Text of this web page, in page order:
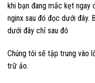
khi bạn đang mắc kẹt ngay
nginx sau đó đọc dưới đây.
dưới đây chỉ sau đó
Chúng tôi sẽ tập trung vào
trữ ảo.